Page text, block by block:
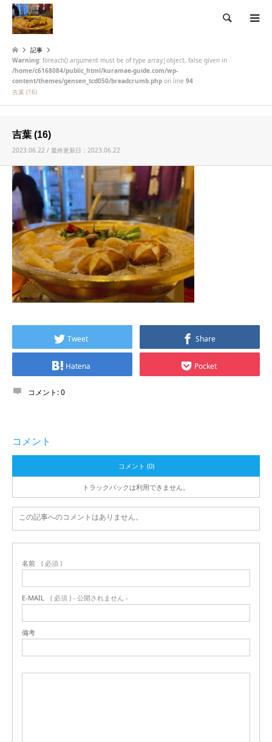
検索
記事
Warning: foreach() argument must be of type array|object, false given in
/home/c6168084/public_html/kuramae-guide.com/wp-
content/themes/gensen_tcd050/breadcrumb.php on line 94
吉葉 (16)
吉葉 (16)
2023.06.22 / 最終更新日：2023.06.22
Tweet Share
Hatena Pocket
コメント:0
コメント
コメント (0)
トラックバックは利用できません。
この記事へのコメントはありません。
名前 ( 必須 )
E-MAIL ( 必須 ) - 公開されません -
備考